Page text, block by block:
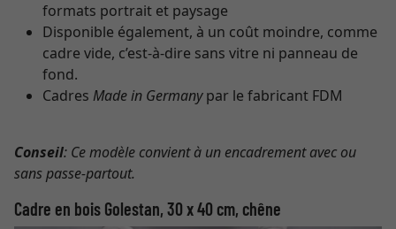
formats portrait et paysage
Disponible également, à un coût moindre, comme
cadre vide, c’est-à-dire sans vitre ni panneau de
fond.
Cadres Made in Germanypar le fabricant FDM
Conseil: Ce modèle convient à un encadrement avec ou
sans passe-partout.
Cadre en bois Golestan, 30 x 40 cm, chêne